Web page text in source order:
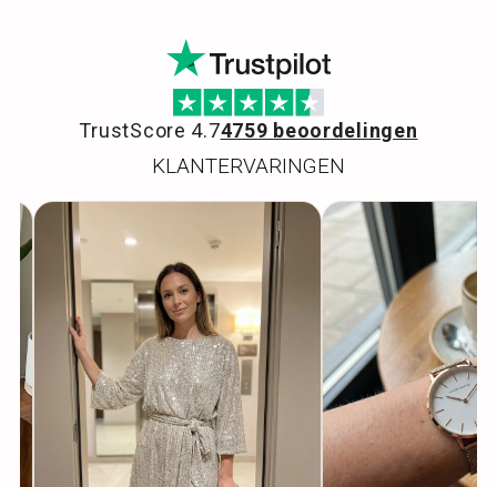
TrustScore 4.74759 beoordelingen
KLANTERVARINGEN